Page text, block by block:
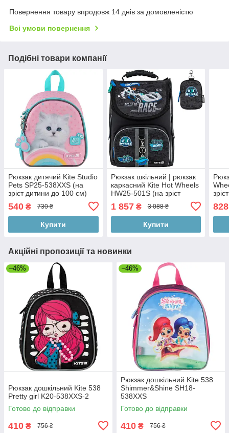
Повернення товару впродовж 14 днів за домовленістю
Всі умови повернення
Подібні товари компанії
Рюкзак дитячий Kite Studio
Pets SP25-538XXS (на
зріст дитини до 100 см)
540 ₴ 730 ₴
Купити
Рюкзак шкільний | рюкзак
каркасний Kite Hot Wheels
HW25-501S (на зріст
1 857₴ 3 088 ₴
Купити
828
Акційні пропозиції та новинки
–46%
Рюкзак дошкільний Kite 538
Pretty girl K20-538XXS-2
Готово до відправки
410 ₴ 756 ₴
–46%
Рюкзак дошкільний Kite 538
Shimmer&Shine SH18-
538XXS
Готово до відправки
410 ₴ 756 ₴